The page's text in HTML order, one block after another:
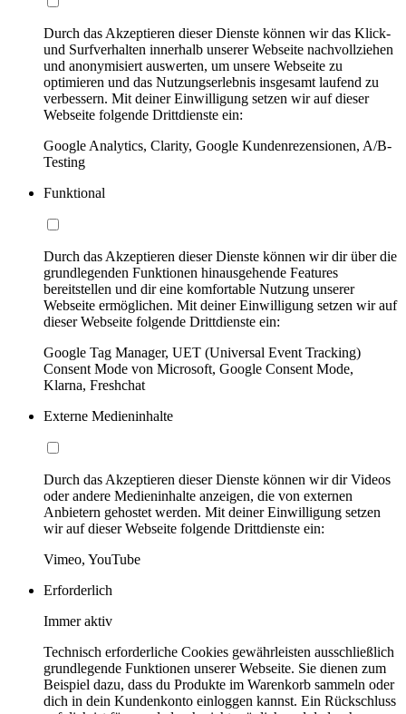
Durch das Akzeptieren dieser Dienste können wir das Klick-
und Surfverhalten innerhalb unserer Webseite nachvollziehen
und anonymisiert auswerten, um unsere Webseite zu
optimieren und das Nutzungserlebnis insgesamt laufend zu
verbessern. Mit deiner Einwilligung setzen wir auf dieser
Webseite folgende Drittdienste ein:
Google Analytics, Clarity, Google Kundenrezensionen, A/B-
Testing
Funktional
Durch das Akzeptieren dieser Dienste können wir dir über die
grundlegenden Funktionen hinausgehende Features
bereitstellen und dir eine komfortable Nutzung unserer
Webseite ermöglichen. Mit deiner Einwilligung setzen wir auf
dieser Webseite folgende Drittdienste ein:
Google Tag Manager, UET (Universal Event Tracking)
Consent Mode von Microsoft, Google Consent Mode,
Klarna, Freshchat
Externe Medieninhalte
Durch das Akzeptieren dieser Dienste können wir dir Videos
oder andere Medieninhalte anzeigen, die von externen
Anbietern gehostet werden. Mit deiner Einwilligung setzen
wir auf dieser Webseite folgende Drittdienste ein:
Vimeo, YouTube
Erforderlich
Immer aktiv
Technisch erforderliche Cookies gewährleisten ausschließlich
grundlegende Funktionen unserer Webseite. Sie dienen zum
Beispiel dazu, dass du Produkte im Warenkorb sammeln oder
dich in dein Kundenkonto einloggen kannst. Ein Rückschluss